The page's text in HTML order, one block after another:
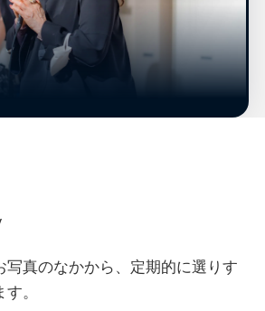
写真のなかから、定期的に選りす
。